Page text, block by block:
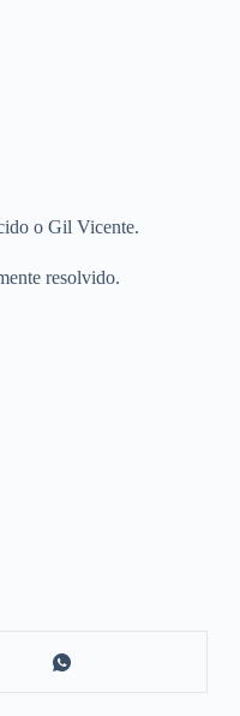
o Gil Vicente.
resolvido.